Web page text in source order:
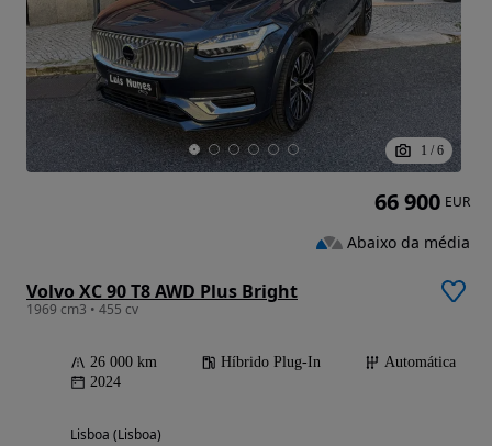
1 / 6
Volvo XC 90 T8 AWD Plus Bright
1969 cm3 • 455 cv
26 000 km Híbrido Plug-In
Automática
2024
Lisboa (Lisboa)
66 900 EUR
Abaixo da média